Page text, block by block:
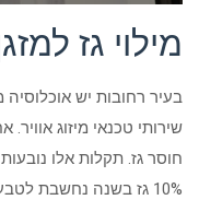
מילוי גז
בעיר רחובות יש אוכלוסיה
שירותי טכנאי מיזוג
חוסר גז. תקלות אלו
10% גז בשנה נחשבת